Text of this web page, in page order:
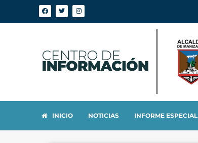
INICIO NOTICIAS INFORME ESPECIAL